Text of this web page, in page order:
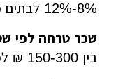
8%-12% לבתים פרטיים.
שכר טרחה לפי
בין 150-300 ₪ למ"ר, תלוי במורכבות.